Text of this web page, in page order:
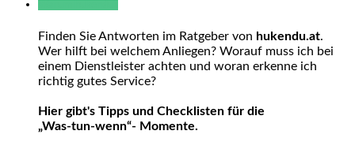
Finden Sie Antworten im Ratgeber von hukendu.at.
Wer hilft bei welchem Anliegen? Worauf muss ich bei
einem Dienstleister achten und woran erkenne ich
richtig gutes Service?
Hier gibt's Tipps und Checklisten für die
„Was-tun-wenn“- Momente.